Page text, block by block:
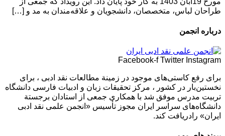
طراحان لباس، متخصصان، دانشجویان و علاقه‌مندان به مد و […]
درباره انجمن
Facebook-f Twitter Instagram
برای رفع كاستی‌های موجود در زمینة مطالعات نقد ادبی ، برای
نخستین‌بار در كشور ، مركز تحقیقات زبان و ادبیات فارسی دانشگاه
تربیت مدرس موفق شد با همكاری جمعی از استادان برجستة
دانشگاه‌های سراسر ایران مجوز تأسیس «انجمن علمی نقد ادبی
ایران» رادریافت كند.